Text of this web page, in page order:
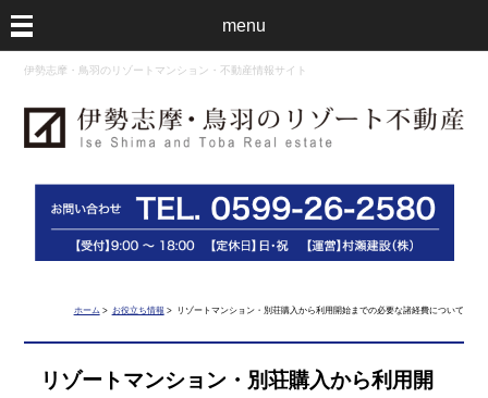
menu
伊勢志摩・鳥羽のリゾートマンション・不動産情報サイト
ホーム> お役立ち情報 > リゾートマンション・別荘購入から利用開始までの必要な諸経費について
リゾートマンション・別荘購入から利用開